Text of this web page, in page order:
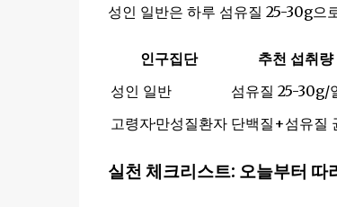
성인 일반은 하루 섬유질 25-30g으
인구집단 추천 섭취량
성인 일반
섬유질 25-30g/
고령자·만성질환자 단백질+섬유질
실천 체크리스트: 오늘부터 따